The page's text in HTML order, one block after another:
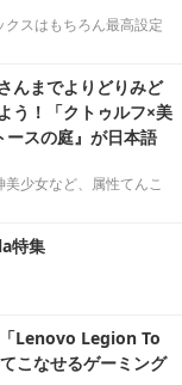
スはもちろん最高設定
んまでよりどりみど
う！「クトゥルフ×美
ースの庭』が日本語
少女など、属性てんこ
特集
Lenovo Legion To
こなせるゲーミング